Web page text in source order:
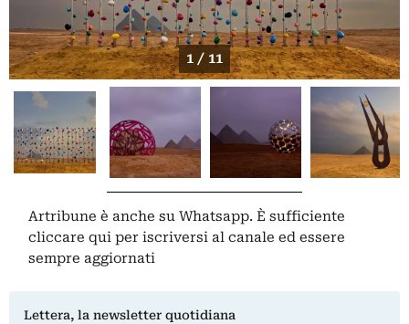
1 / 11
Artribune è anche su Whatsapp. È sufficiente
cliccare qui per iscriversi al canale ed essere
sempre aggiornati
Lettera, la newsletter quotidiana